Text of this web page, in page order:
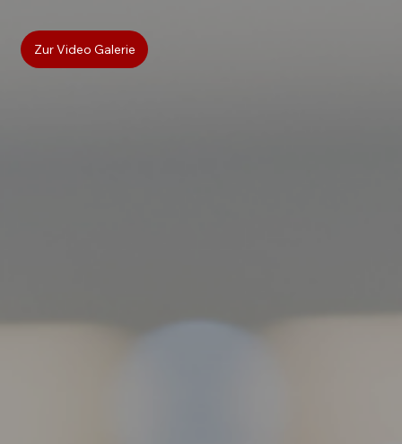
Zur Video Galerie